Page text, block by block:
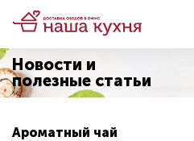
Новости и
полезные статьи
Ароматный чай